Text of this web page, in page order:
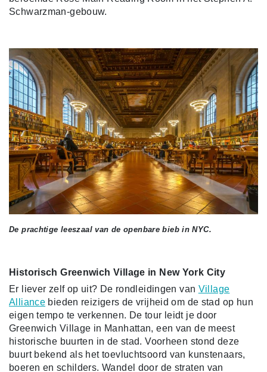
Schwarzman-gebouw.
De prachtige leeszaal van de openbare bieb in NYC.
Historisch Greenwich Village in New York City
Er liever zelf op uit? De rondleidingen van Village
Alliance bieden reizigers de vrijheid om de stad op hun
eigen tempo te verkennen. De tour leidt je door
Greenwich Village in Manhattan, een van de meest
historische buurten in de stad. Voorheen stond deze
buurt bekend als het toevluchtsoord van kunstenaars,
boeren en schilders. Wandel door de straten van